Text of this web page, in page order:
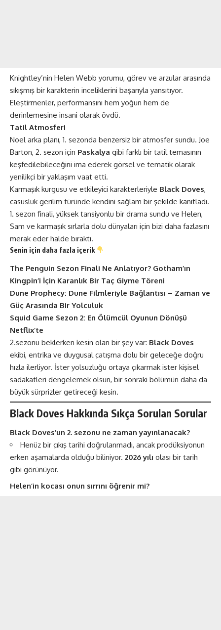
Knightley’nin Helen Webb yorumu, görev ve arzular arasında
sıkışmış bir karakterin inceliklerini başarıyla yansıtıyor.
Eleştirmenler, performansını hem yoğun hem de
derinlemesine insani olarak övdü​​.
Tatil Atmosferi
Noel arka planı, 1. sezonda benzersiz bir atmosfer sundu. Joe
Barton, 2. sezon için Paskalya gibi farklı bir tatil temasının
keşfedilebileceğini ima ederek görsel ve tematik olarak
yenilikçi bir yaklaşım vaat etti​​.
Karmaşık kurgusu ve etkileyici karakterleriyle Black Doves,
casusluk gerilim türünde kendini sağlam bir şekilde kanıtladı.
1. sezon finali, yüksek tansiyonlu bir drama sundu ve Helen,
Sam ve karmaşık sırlarla dolu dünyaları için bizi daha fazlasını
merak eder halde bıraktı.
Senin için daha fazla içerik
The Penguin Sezon Finali Ne Anlatıyor? Gotham’ın
Kingpin’i İçin Karanlık Bir Taç Giyme Töreni
Dune Prophecy: Dune Filmleriyle Bağlantısı – Zaman ve
Güç Arasında Bir Yolculuk
Squid Game Sezon 2: En Ölümcül Oyunun Dönüşü
Netflix’te
2.sezonu beklerken kesin olan bir şey var: Black Doves
ekibi, entrika ve duygusal çatışma dolu bir geleceğe doğru
hızla ilerliyor. İster yolsuzluğu ortaya çıkarmak ister kişisel
sadakatleri dengelemek olsun, bir sonraki bölümün daha da
büyük sürprizler getireceği kesin.
Black Doves Hakkında Sıkça Sorulan Sorular
Black Doves’un 2. sezonu ne zaman yayınlanacak?
Henüz bir çıkış tarihi doğrulanmadı, ancak prodüksiyonun
erken aşamalarda olduğu biliniyor. 2026 yılı olası bir tarih
gibi görünüyor​​.
Helen’in kocası onun sırrını öğrenir mi?